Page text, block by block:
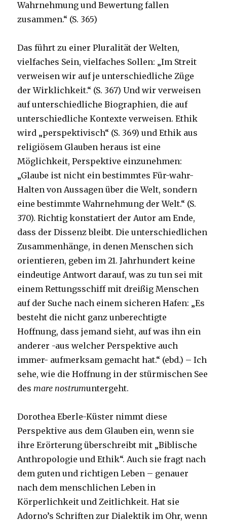
Wahrnehmung und Bewertung fallen
zusammen.“ (S. 365)
Das führt zu einer Pluralität der Welten,
vielfaches Sein, vielfaches Sollen: „Im Streit
verweisen wir auf je unterschiedliche Züge
der Wirklichkeit.“ (S. 367) Und wir verweisen
auf unterschiedliche Biographien, die auf
unterschiedliche Kontexte verweisen. Ethik
wird „perspektivisch“ (S. 369) und Ethik aus
religiösem Glauben heraus ist eine
Möglichkeit, Perspektive einzunehmen:
„Glaube ist nicht ein bestimmtes Für-wahr-
Halten von Aussagen über die Welt, sondern
eine bestimmte Wahrnehmung der Welt.“ (S.
370). Richtig konstatiert der Autor am Ende,
dass der Dissenz bleibt. Die unterschiedlichen
Zusammenhänge, in denen Menschen sich
orientieren, geben im 21. Jahrhundert keine
eindeutige Antwort darauf, was zu tun sei mit
einem Rettungsschiff mit dreißig Menschen
auf der Suche nach einem sicheren Hafen: „Es
besteht die nicht ganz unberechtigte
Hoffnung, dass jemand sieht, auf was ihn ein
anderer -aus welcher Perspektive auch
immer- aufmerksam gemacht hat.“ (ebd.) – Ich
sehe, wie die Hoffnung in der stürmischen See
desmare nostrumuntergeht.
Dorothea Eberle-Küster nimmt diese
Perspektive aus dem Glauben ein, wenn sie
ihre Erörterung überschreibt mit „Biblische
Anthropologie und Ethik“. Auch sie fragt nach
dem guten und richtigen Leben – genauer
nach dem menschlichen Leben in
Körperlichkeit und Zeitlichkeit. Hat sie
Adorno’s Schriften zur Dialektik im Ohr, wenn